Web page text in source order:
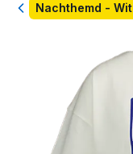
TerugNachthemd - Wit